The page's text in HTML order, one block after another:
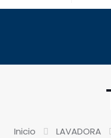
Inicio LAVADORA